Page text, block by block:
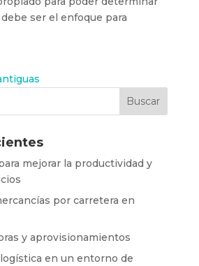
ser el enfoque para
mejorar la productividad y
por carretera en
y aprovisionamientos
en un entorno de